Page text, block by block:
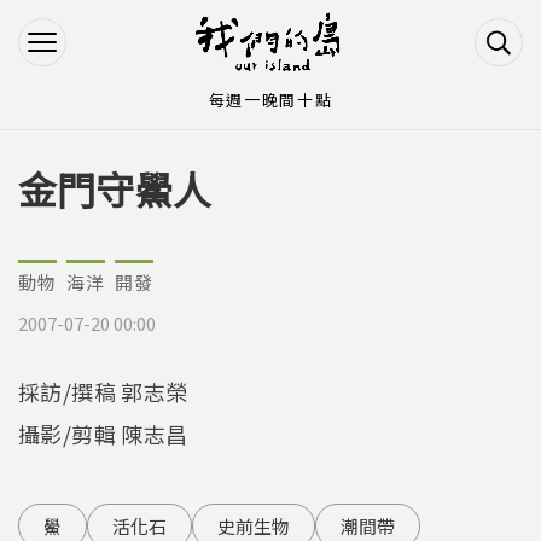
Jump to Navigation
Jump to Main content
您在這裡
金門守鱟人
動物 海洋 開發
2007-07-20 00:00
採訪/撰稿 郭志榮
攝影/剪輯 陳志昌
鱟 活化石 史前生物 潮間帶
每週一晚間十點